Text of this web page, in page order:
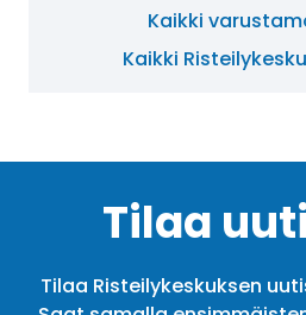
Kaikki
Kaikki
Tilaa
Tilaa Risteilykeskuksen